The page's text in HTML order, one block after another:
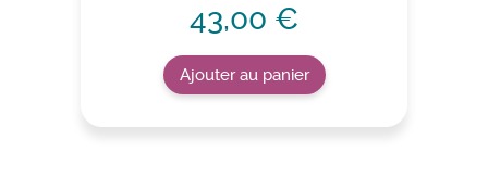
43,00 €
Ajouter au panier